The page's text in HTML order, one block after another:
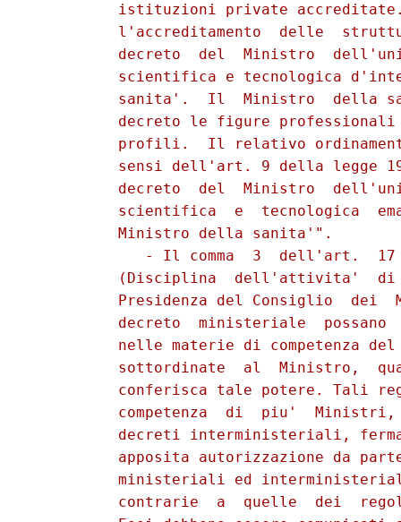
istituzioni private
l'accreditamento  delle
decreto  del  Ministro
scientifica e tecnologica
sanita'.  Il  Ministro  della
decreto le figure
profili.  Il relativo
sensi dell'art. 9 della legge
decreto  del  Ministro
scientifica  e  tecnologica
          Ministro della sanita'".
- Il comma  3  dell'art.
(Disciplina  dell'attivita'
Presidenza del Consiglio  dei
decreto  ministeriale  possano
nelle materie di competenza
sottordinate  al  Ministro,
conferisca tale potere. Tali
competenza  di  piu'
decreti interministeriali,
apposita autorizzazione da
ministeriali ed
contrarie  a  quelle  dei